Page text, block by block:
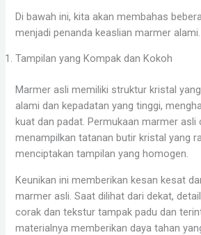
Di bawah ini, kita akan membahas
menjadi penanda keaslian marmer alami.
Tampilan yang Kompak dan Kokoh
Marmer asli memiliki struktur kristal
alami dan kepadatan yang tinggi,
kuat dan padat. Permukaan marmer asli
menampilkan tatanan butir kristal yang
menciptakan tampilan yang homogen.
Keunikan ini memberikan kesan kesat
marmer asli. Saat dilihat dari dekat,
corak dan tekstur tampak padu dan
materialnya memberikan daya tahan